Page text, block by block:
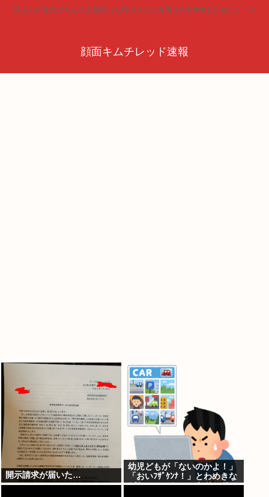
見る人が見ればキムチを頬張った時のように火照りだす5chまとめニュース
顔面キムチレッド速報
開示請求が届いた…
幼児どもが「ないのかよ！」
「おいﾌｻﾞｹﾝﾅ！」とわめきな
がらショーケースをドンドン